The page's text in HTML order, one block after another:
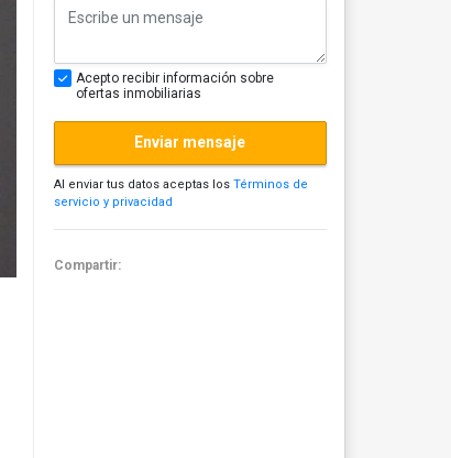
Acepto recibir información sobre
ofertas inmobiliarias
Enviar mensaje
Al enviar tus datos aceptas los Términos de
servicio y privacidad
Compartir: